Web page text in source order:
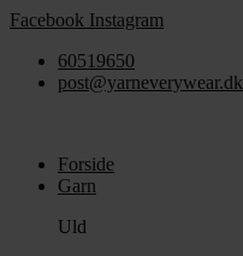
Videre
indhold
Facebook Instagram
60519650
post@yarneverywear.dk
Forside
Garn
Uld